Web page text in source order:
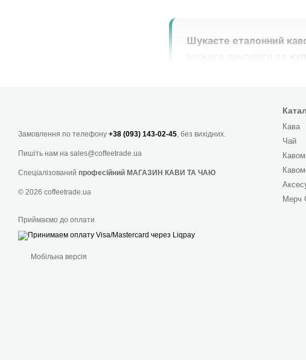
Шукаєте еталонний
Ласкаво просимо до
ціна на яку є
Будучи світовим лідером
імпортується з кращих
щоб ви могли щодня
Зміст сторінки:
Як виглядає
Смакові відмінності
Бразилія: кава з
Рекомендації бариста
Замовлення по телефону +38 (093) 143-02-45, без вихідних.
Пишіть нам на sales@coffeetrade.ua
Спеціалізований професійний МАГАЗИН КАВИ ТА ЧАЮ
© 2026 coffeetrade.ua
Приймаємо до оплати
Мобільна версія
Кава
Чай
Мерч